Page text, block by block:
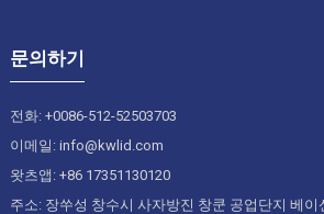
문의하기
전화: +0086-512-52503703
이메일: info@kwlid.com
왓츠앱: +86 17351130120
주소: 장쑤성 창수시 사자방진 창쿤 공업단지 베이